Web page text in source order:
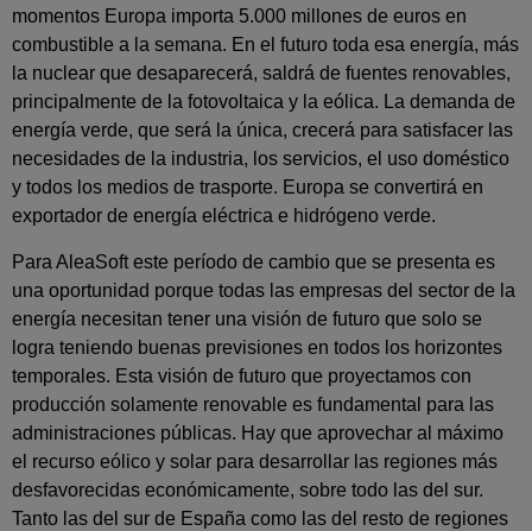
momentos Europa importa 5.000 millones de euros en
combustible a la semana. En el futuro toda esa energía, más
la nuclear que desaparecerá, saldrá de fuentes renovables,
principalmente de la fotovoltaica y la eólica. La demanda de
energía verde, que será la única, crecerá para satisfacer las
necesidades de la industria, los servicios, el uso doméstico
y todos los medios de trasporte. Europa se convertirá en
exportador de energía eléctrica e hidrógeno verde.
Para AleaSoft este período de cambio que se presenta es
una oportunidad porque todas las empresas del sector de la
energía necesitan tener una visión de futuro que solo se
logra teniendo buenas previsiones en todos los horizontes
temporales. Esta visión de futuro que proyectamos con
producción solamente renovable es fundamental para las
administraciones públicas. Hay que aprovechar al máximo
el recurso eólico y solar para desarrollar las regiones más
desfavorecidas económicamente, sobre todo las del sur.
Tanto las del sur de España como las del resto de regiones